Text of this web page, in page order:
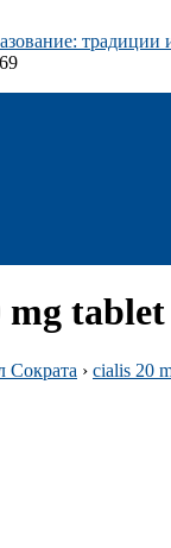
mg tablet
Сократа › cialis 20